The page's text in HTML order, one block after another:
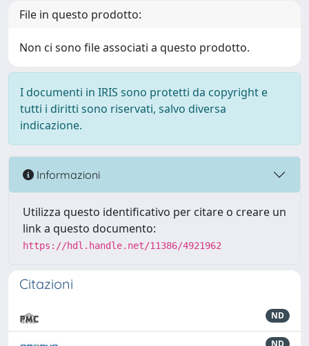
File in questo prodotto:
Non ci sono file associati a questo prodotto.
I documenti in IRIS sono protetti da copyright e
tutti i diritti sono riservati, salvo diversa
indicazione.
Informazioni
Utilizza questo identificativo per citare o creare un
link a questo documento:
https://hdl.handle.net/11386/4921962
Citazioni
ND